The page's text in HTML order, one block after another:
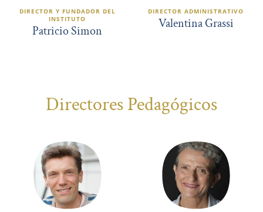
DIRECTOR Y FUNDADOR DEL
INSTITUTO
Patricio Simon
DIRECTOR ADMINISTRATIVO
Valentina Grassi
Directores Pedagógicos